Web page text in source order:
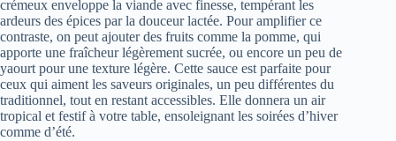
crémeux enveloppe la viande avec finesse, tempérant les
ardeurs des épices par la douceur lactée. Pour amplifier ce
contraste, on peut ajouter des fruits comme la pomme, qui
apporte une fraîcheur légèrement sucrée, ou encore un peu de
yaourt pour une texture légère. Cette sauce est parfaite pour
ceux qui aiment les saveurs originales, un peu différentes du
traditionnel, tout en restant accessibles. Elle donnera un air
tropical et festif à votre table, ensoleignant les soirées d’hiver
comme d’été.